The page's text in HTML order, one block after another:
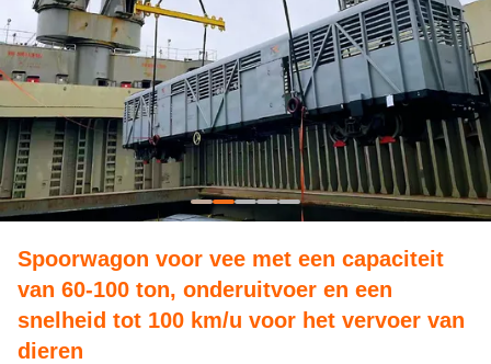
Spoorwagon voor vee met een capaciteit
van 60-100 ton, onderuitvoer en een
snelheid tot 100 km/u voor het vervoer van
dieren